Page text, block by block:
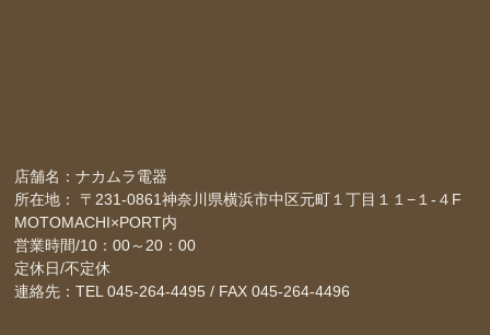
店舗名：ナカムラ電器
所在地： 〒231-0861神奈川県横浜市中区元町１丁目１１−１-４F
MOTOMACHI×PORT内
営業時間/10：00～20：00
定休日/不定休
連絡先：TEL 045-264-4495 / FAX 045-264-4496